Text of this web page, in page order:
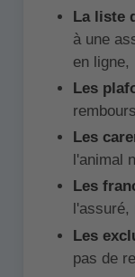
La liste
à une
en
Les
Les
l'animal
Les
Les
pas de